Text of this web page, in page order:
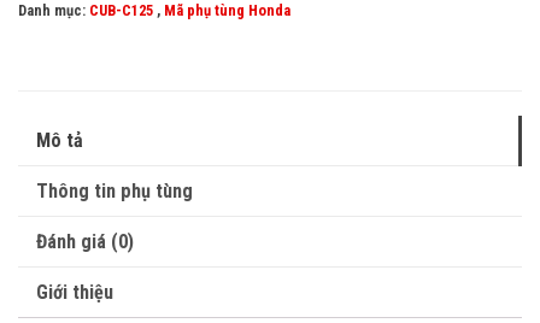
Danh mục: CUB-C125 , Mã phụ tùng Honda
Mô tả
Thông tin phụ tùng
Đánh giá (0)
Giới thiệu